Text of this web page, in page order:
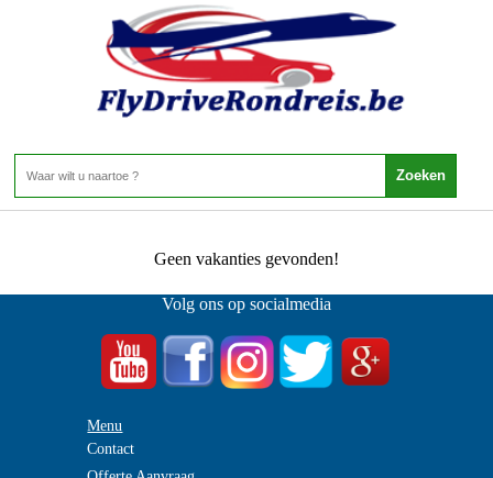
Portugal - Costa Verde - Vila Nova De Gaia
Home>
Vila Nova De Gaia 0 Aanbiedingen
Geen vakanties gevonden!
Volg ons op socialmedia
Menu
Contact